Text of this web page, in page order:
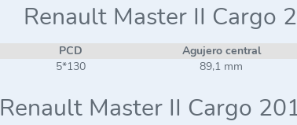
Renault Master II Cargo
PCD Agujero central
5*130 89,1 mm
Renault Master II Cargo